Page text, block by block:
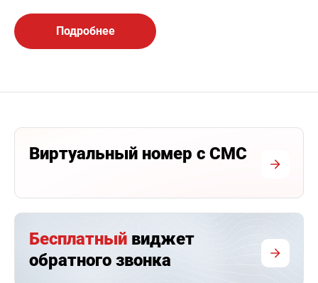
Подробнее
Виртуальный номер с СМС
Бесплатный виджет
обратного звонка